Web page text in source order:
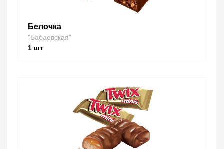
Белочка
"Бабаевская"
1 шт